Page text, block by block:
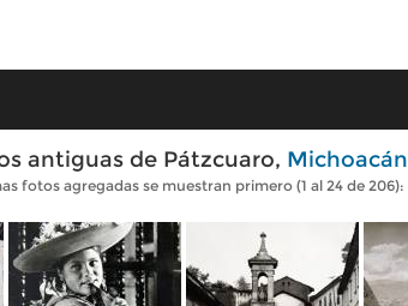
antiguas de Pátzcuaro, Michoacán
fotos agregadas se muestran primero (1 al 24 de 206):